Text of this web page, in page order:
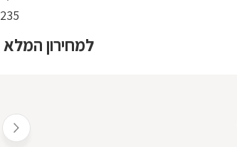
235 ₪
למחירון המלא